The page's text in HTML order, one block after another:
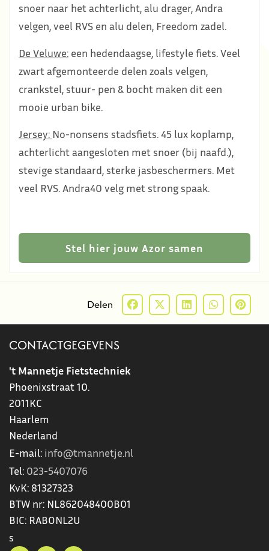
snoer naar het achterlicht, alu drager, Andra
velgen, veel RVS en alu delen, Freedom zadel.
De Veluwe: een hedendaagse, lifestyle fiets. Veel
zwart afgemonteerde delen zoals velgen,
crankstel, stuur- pen & bocht maken dit een
mooie urban bike.
Jersey: No-nonsens stadsfiets. 45 lux koplamp,
achterlicht aangesloten met snoer (bij naafd.),
stevige standaard, sterke jasbeschermers. Met
veel RVS. Andra40 velg met strong spaak.
Stel hier jouw Azor samen
Delen
CONTACTGEGEVENS
't Mannetje Fietstechniek
Phoenixstraat 10.
2011KC
Haarlem
Nederland
E-mail: info@tmannetje.nl
Tel: 023-5407076
KvK: 81327323
BTW nr: NL862048400B01
BIC: RABONL2U
s